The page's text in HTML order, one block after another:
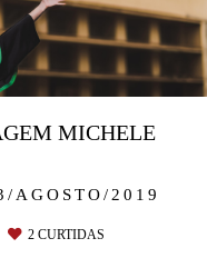
AGOSTO/2019
MICHELE
2CURTIDAS